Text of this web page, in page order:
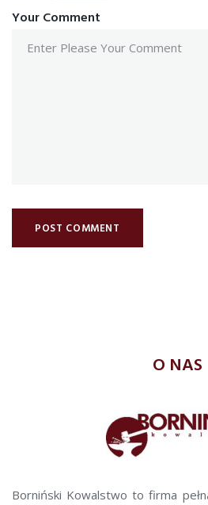
Your Comment
O NAS
Borniński Kowalstwo to firma